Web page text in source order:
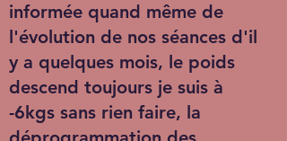
informée quand même de
l'évolution de nos séances d'il
y a quelques mois, le poids
descend toujours je suis à
-6kgs sans rien faire, la